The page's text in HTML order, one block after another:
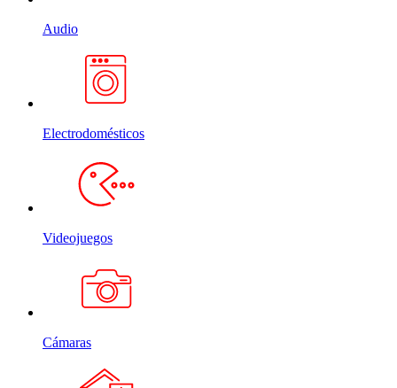
Audio
Electrodomésticos
Videojuegos
Cámaras